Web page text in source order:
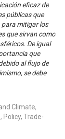
eficaz de
públicas que
para mitigar los
que sirvan como
De igual
que
al flujo de
se debe
Climate,
Policy, Trade-